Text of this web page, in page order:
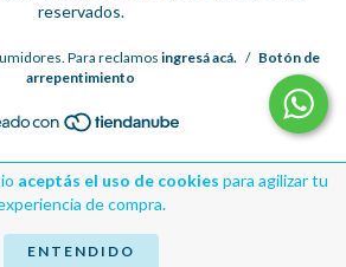
aceptás el uso de cookies para agilizar tu
de compra.
ENTENDIDO
reservados.
Para reclamos ingresá acá. / Botón de
arrepentimiento